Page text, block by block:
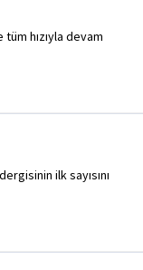
tüm hızıyla devam
ilk sayısını